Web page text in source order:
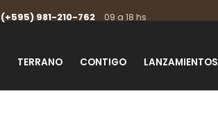
TERRANO CONTIGO LANZAMIENTOS
(+595) 981-210-762 09 a 18 hs